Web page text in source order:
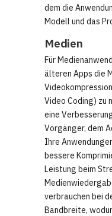
dem die
Modell und das
Medien
Für
älteren Apps die
Video Coding) zu
eine
Vorgänger, dem
Ihre
bessere
Leistung beim
verbrauchen bei
Bandbreite,